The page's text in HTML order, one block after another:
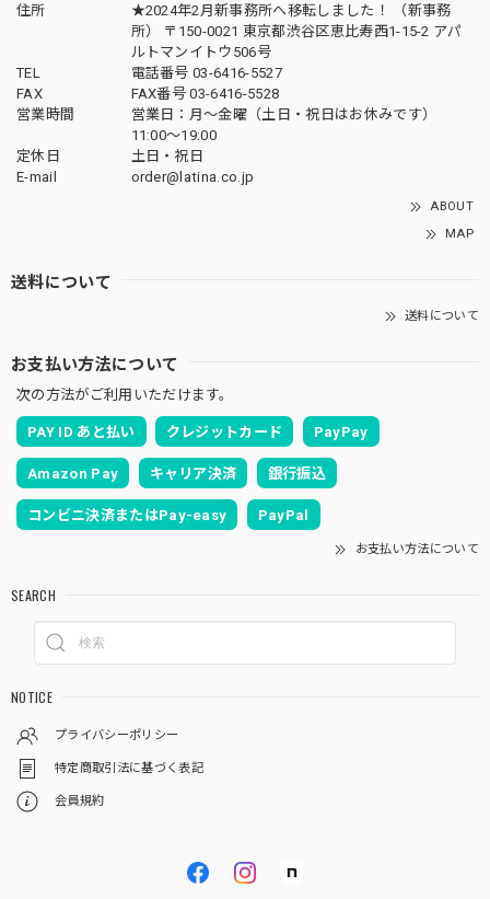
住所
★2024年2月新事務所へ移転しました！ （新事務
所） 〒150-0021 東京都渋谷区恵比寿西1-15-2 アパ
ルトマンイトウ506号
TEL
電話番号 03-6416-5527
FAX
FAX番号 03-6416-5528
営業時間
営業日：月〜金曜（土日・祝日はお休みです）
11:00〜19:00
定休日
土日・祝日
E-mail
order@latina.co.jp
ABOUT
MAP
送料について
送料について
お支払い方法について
次の方法がご利用いただけます。
PAY ID あと払い クレジットカード PayPay
Amazon Pay キャリア決済 銀行振込
コンビニ決済またはPay-easy PayPal
お支払い方法について
SEARCH
NOTICE
プライバシーポリシー
特定商取引法に基づく表記
会員規約